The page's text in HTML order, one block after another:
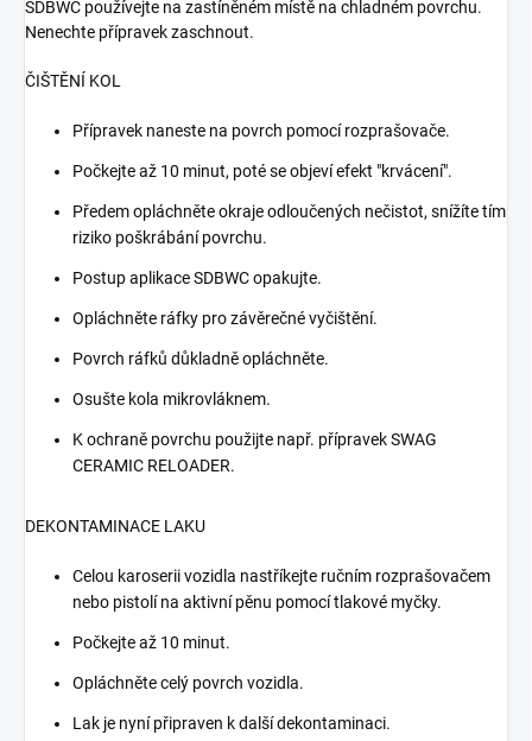
SDBWC používejte na zastíněném místě na chladném povrchu.
Nenechte přípravek zaschnout.
ČIŠTĚNÍ KOL
Přípravek naneste na povrch pomocí rozprašovače.
Počkejte až 10 minut, poté se objeví efekt "krvácení".
Předem opláchněte okraje odloučených nečistot, snížíte tím
riziko poškrábání povrchu.
Postup aplikace SDBWC opakujte.
Opláchněte ráfky pro závěrečné vyčištění.
Povrch ráfků důkladně opláchněte.
Osušte kola mikrovláknem.
K ochraně povrchu použijte např. přípravek SWAG
CERAMIC RELOADER.
DEKONTAMINACE LAKU
Celou karoserii vozidla nastříkejte ručním rozprašovačem
nebo pistolí na aktivní pěnu pomocí tlakové myčky.
Počkejte až 10 minut.
Opláchněte celý povrch vozidla.
Lak je nyní připraven k další dekontaminaci.